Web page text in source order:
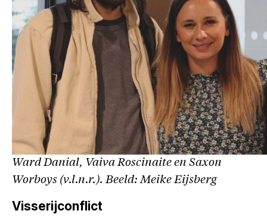
Ward Danial, Vaiva Roscinaite en Saxon
Worboys (v.l.n.r.). Beeld: Meike Eijsberg
Visserijconflict